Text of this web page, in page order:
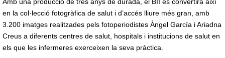
Amb una producció de tres anys de durada, el BII es convertirà així
en la col·lecció fotogràfica de salut i d’accés lliure més gran, amb
3.200 imatges realitzades pels fotoperiodistes Àngel García i Ariadna
Creus a diferents centres de salut, hospitals i institucions de salut en
els que les infermeres exerceixen la seva pràctica.